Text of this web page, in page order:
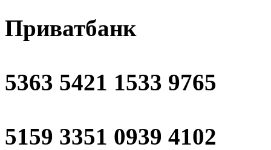
Приватбанк
5363 5421 1533 9765
5159 3351 0939 4102